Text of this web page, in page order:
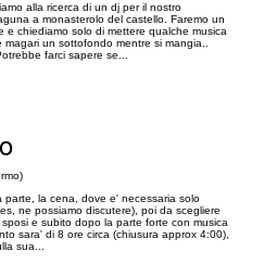
alla ricerca di un dj per il nostro
a monasterolo del castello. Faremo un
e chiediamo solo di mettere qualche musica
un sottofondo mentre si mangia..
farci sapere se...
la cena, dove e' necessaria solo
ne possiamo discutere), poi da scegliere
e subito dopo la parte forte con musica
sara' di 8 ore circa (chiusura approx 4:00),
sua...